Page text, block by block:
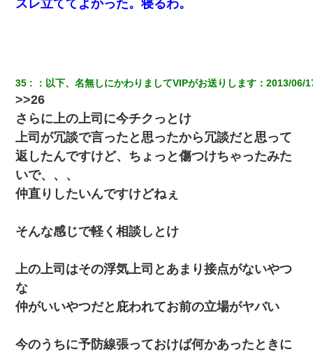
スレ立ててよかった。寝るわ。
35 ： 以下、名無しにかわりましてVIPがお送りします ：2013/06/
>>26
さらに上の上司に今チクっとけ
上司が冗談で言ったと思ったから冗談だと思って
返したんですけど、ちょっと傷つけちゃったみた
いで、、、
仲直りしたいんですけどねぇ
そんな感じで軽く相談しとけ
上の上司はその浮気上司とあまり接点がないやつ
な
仲がいいやつだと庇われてお前の立場がヤバい
今のうちに予防線張っておけば何かあったときに